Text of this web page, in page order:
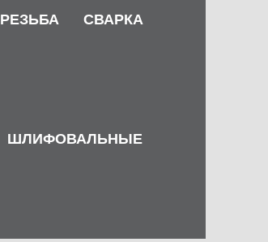
РЕЗЬБА СВАРКА
ШЛИФОВАЛЬНЫЕ